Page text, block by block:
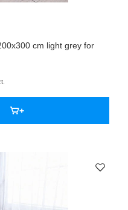
cm light grey for